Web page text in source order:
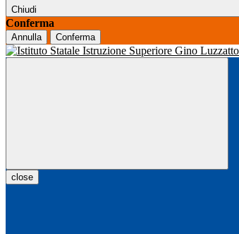
Chiudi
Conferma
Annulla Conferma
close